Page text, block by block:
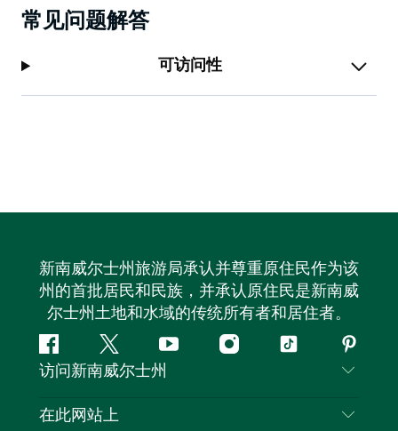
常见问题解答
可访问性
新南威尔士州旅游局承认并尊重原住民作为该
州的首批居民和民族，并承认原住民是新南威
尔士州土地和水域的传统所有者和居住者。
Facebook叽
叽
喳
YouTubeInstagram
抖
访问新南威尔士州
联系我们
在此网站上